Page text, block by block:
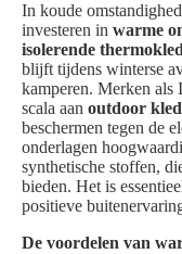
In koude
investeren in warme
isolerende
blijft tijdens winterse
kamperen. Merken als
scala aan outdoor
beschermen tegen de
onderlagen
synthetische stoffen,
bieden. Het is
positieve
De voordelen van